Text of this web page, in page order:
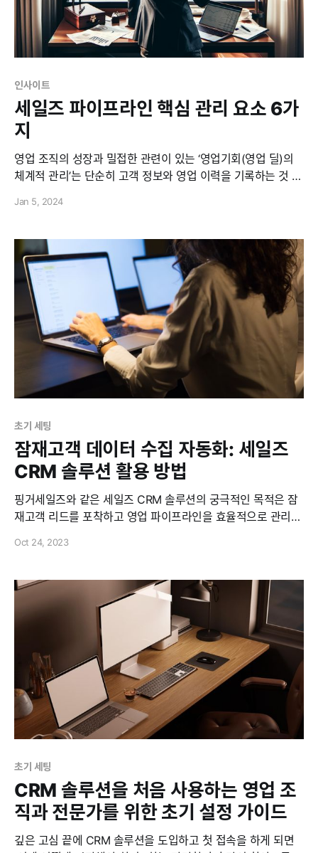
인사이트
세일즈 파이프라인 핵심 관리 요소 6가
지
영업 조직의 성장과 밀접한 관련이 있는 ‘영업기회(영업 딜)의
체계적 관리’는 단순히 고객 정보와 영업 이력을 기록하는 것 이
로 공통의 체계적 세일즈 프로세스를 구축한다는 의미이며, 영
리적 측면에서의 세일즈 파이프라인 효과 세일즈 파이프라인
관리는
Jan 5, 2024
초기 세팅
잠재고객 데이터 수집 자동화: 세일즈
CRM 솔루션 활용 방법
핑거세일즈와 같은 세일즈 CRM 솔루션의 궁극적인 목적은 잠
재고객 리드를 포착하고 영업 파이프라인을 효율적으로 관리하
직접 현장에서 발굴하거나 시간과 공간의 제약이 없는 범위의
온라인을 통한 잠재고객 수집은 조직의 온라인 영업망이기도
한 홈페이지를 활용하는 것에서 시작됩니다. 홈페이지 방문자들
은
Oct 24, 2023
초기 세팅
CRM 솔루션을 처음 사용하는 영업 조
직과 전문가를 위한 초기 설정 가이드
깊은 고심 끝에 CRM 솔루션을 도입하고 첫 접속을 하게 되면